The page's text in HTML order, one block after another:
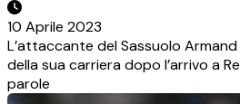
10 Aprile 2023
L’attaccante del Sassuolo
della sua carriera dopo l’arrivo a
parole